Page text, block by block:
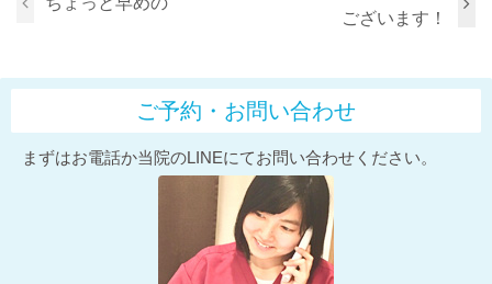
ございます！
ご予約・お問い合わせ
まずはお電話か当院のLINEにてお問い合わせください。